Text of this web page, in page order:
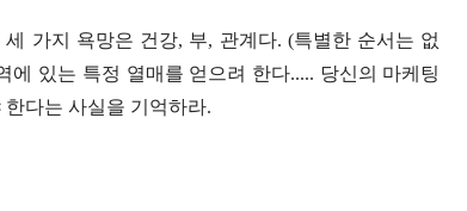
가지 욕망은 건강, 부, 관계다. (특별한 순서는 없
있는 특정 열매를 얻으려 한다..... 당신의 마케팅
다는 사실을 기억하라.